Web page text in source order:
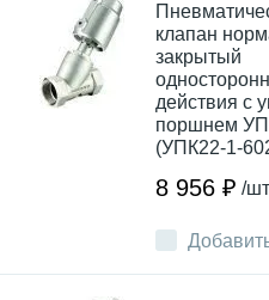
клапан
закрытый
действия с
поршнем
(УПК22-1-
8 956 ₽ /шт